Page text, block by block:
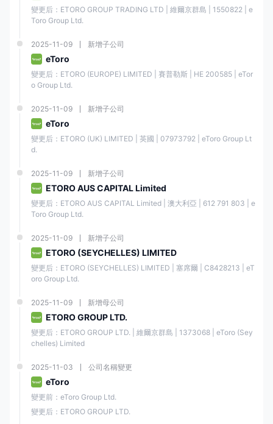
變更后：ETORO GROUP TRADING LTD | 維爾京群島 | 1550822 | e
Toro Group Ltd.
2025-11-09 新增子公司
eToro
變更后：ETORO (EUROPE) LIMITED | 賽普勒斯 | ΗΕ 200585 | eTor
o Group Ltd.
2025-11-09 新增子公司
eToro
變更后：ETORO (UK) LIMITED | 英國 | 07973792 | eToro Group Lt
d.
2025-11-09 新增子公司
ETORO AUS CAPITAL Limited
變更后：ETORO AUS CAPITAL Limited | 澳大利亞 | 612 791 803 | e
Toro Group Ltd.
2025-11-09 新增子公司
ETORO (SEYCHELLES) LIMITED
變更后：ETORO (SEYCHELLES) LIMITED | 塞席爾 | C8428213 | eT
oro Group Ltd.
2025-11-09 新增母公司
ETORO GROUP LTD.
變更后：ETORO GROUP LTD. | 維爾京群島 | 1373068 | eToro (Sey
chelles) Limited
2025-11-03 公司名稱變更
eToro
變更前：eToro Group Ltd.
變更后：ETORO GROUP LTD.